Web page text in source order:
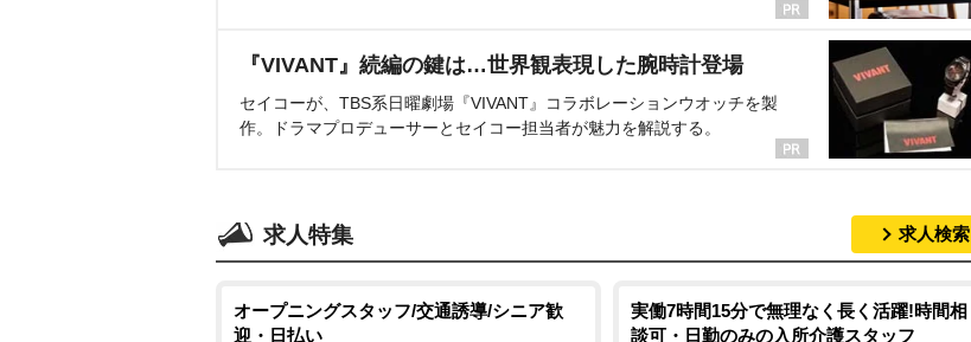
『VIVANT』続編の鍵は…世界観表現した腕時計登場
セイコーが、TBS系日曜劇場『VIVANT』コラボレーションウオッチを製
作。ドラマプロデューサーとセイコー担当者が魅力を解説する。
求人特集 求人検索
オープニングスタッフ/交通誘導/シニア歓
迎・日払い
実働7時間15分で無理なく長く活躍!時間相
談可・日勤のみの入所介護スタッフ